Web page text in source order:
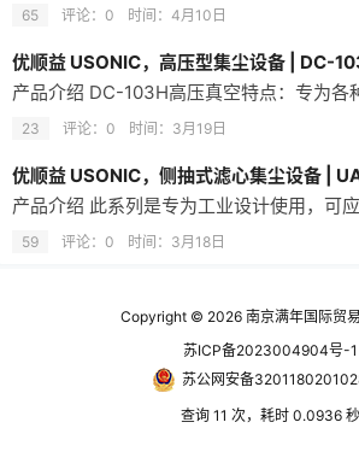
65 评论：0 时间： 4月10日
优顺益 USONIC，高压型集尘设备 | DC-
23 评论：0 时间： 3月19日
优顺益 USONIC，侧抽式滤心集尘设备 |
59 评论：0 时间： 3月18日
Copyright © 2026 南京满年国际贸
苏ICP备2023004904号-1
苏公网安备
查询 11 次，耗时 0.0936 秒